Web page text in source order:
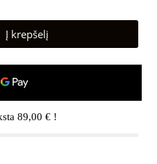
Į krepšelį
89,00 € !